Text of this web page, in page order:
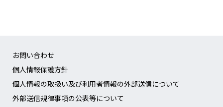
お問い合わせ
個人情報保護方針
個人情報の取扱い及び利用者情報の外部送信について
外部送信規律事項の公表等について